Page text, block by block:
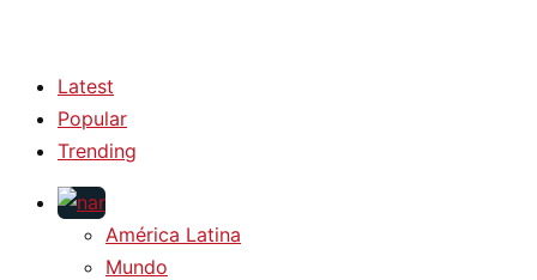
Latest
Popular
Trending
América Latina
Mundo